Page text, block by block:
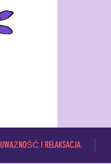
UWAŻNOŚĆ I RELAKSACJA